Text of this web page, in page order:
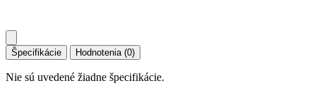
Špecifikácie Hodnotenia (0)
Nie sú uvedené žiadne špecifikácie.